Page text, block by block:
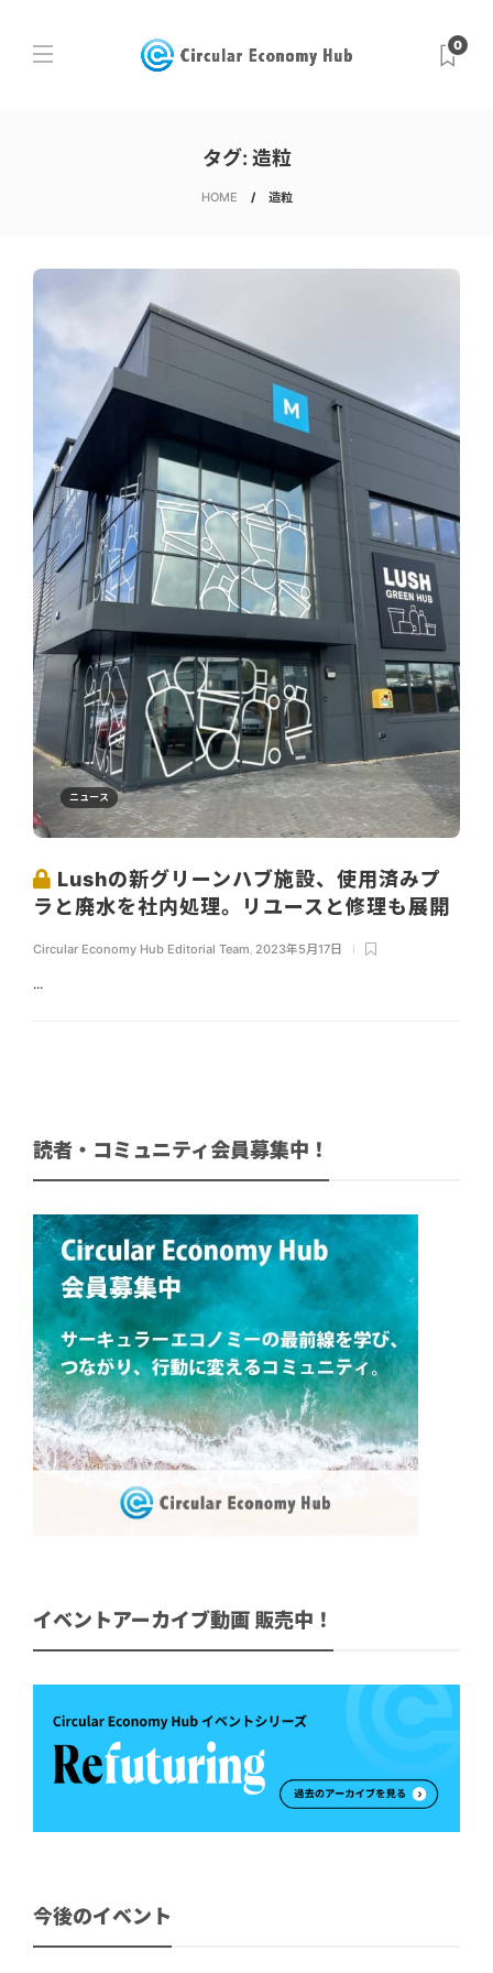
0
タグ: 造粒
HOME 造粒
ニュース
Lushの新グリーンハブ施設、使用済みプ
ラと廃水を社内処理。リユースと修理も展開
Circular Economy Hub Editorial Team, 2023年5月17日
...
読者・コミュニティ会員募集中！
イベントアーカイブ動画 販売中！
今後のイベント